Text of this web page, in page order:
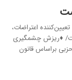
اعتراضات،
♦ریزش چشمگیری
براساس قانون